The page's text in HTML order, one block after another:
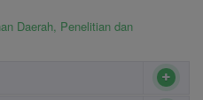
Daerah, Penelitian dan